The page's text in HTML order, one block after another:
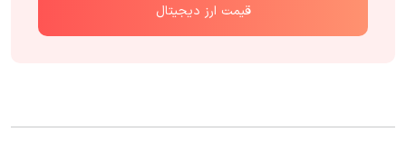
قیمت ارز دیجیتال